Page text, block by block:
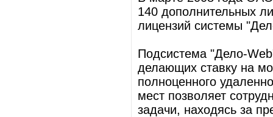
140 дополнительных
лицензий системы
Подсистема "Дело-
делающих ставку на
полноценного
мест позволяет
задачи, находясь за